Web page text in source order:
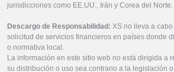
jurisdicciones como EE.UU., Irán y Corea del Norte.
Descargo de Responsabilidad: XS no lleva a
solicitud de servicios financieros en países donde
o normativa local.
La información en este sitio web no está dirigida a
su distribución o uso sea contrario a la legislación